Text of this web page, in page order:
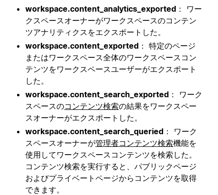
workspace.content_analytics_exported ： ワー
クスペースオーナーがワークスペースのコンテン
ツアナリティクスをエクスポートした。
workspace.content_exported ： 特定のページ
またはワークスペース全体のワークスペースコン
テンツをワークスペースユーザーがエクスポート
した。
workspace.content_search_exported ： ワーク
スペースのコンテンツ検索の結果をワークスペー
スオーナーがエクスポートした。
workspace.content_search_queried ： ワーク
スペースオーナーが管理者コンテンツ検索機能を
使用してワークスペースコンテンツを検索した。
コンテンツ検索を実行すると、パブリックページ
およびプライベートページからコンテンツを取得
できます。